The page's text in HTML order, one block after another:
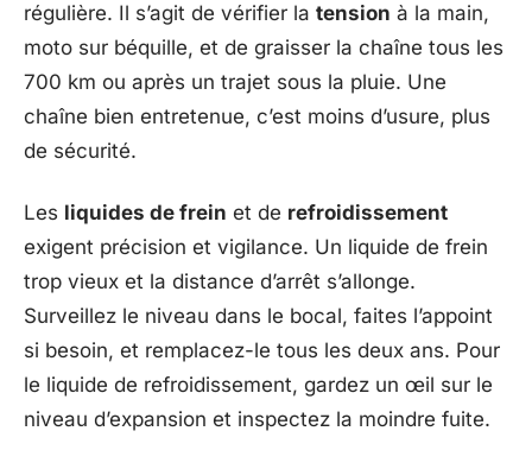
régulière. Il s’agit de vérifier la tension à la main,
moto sur béquille, et de graisser la chaîne tous les
700 km ou après un trajet sous la pluie. Une
chaîne bien entretenue, c’est moins d’usure, plus
de sécurité.
Les liquides de frein et de refroidissement
exigent précision et vigilance. Un liquide de frein
trop vieux et la distance d’arrêt s’allonge.
Surveillez le niveau dans le bocal, faites l’appoint
si besoin, et remplacez-le tous les deux ans. Pour
le liquide de refroidissement, gardez un œil sur le
niveau d’expansion et inspectez la moindre fuite.